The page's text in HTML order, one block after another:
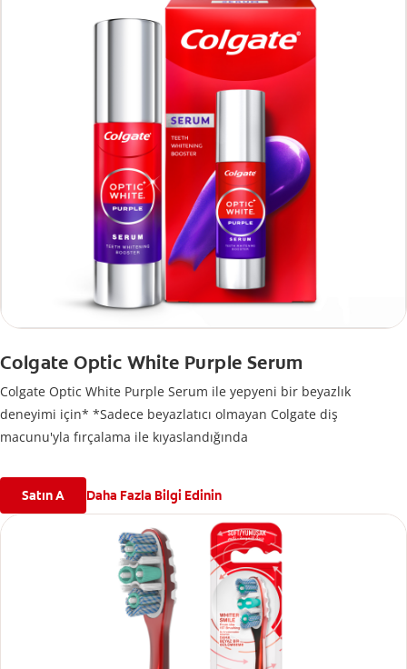
Colgate Optic White Purple Serum
Colgate Optic White Purple Serum ile yepyeni bir beyazlık
deneyimi için* *Sadece beyazlatıcı olmayan Colgate diş
macunu'yla fırçalama ile kıyaslandığında
Satın A Daha Fazla Bilgi Edinin